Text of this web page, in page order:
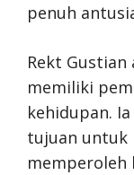
penuh
Rekt
memiliki
kehidupan.
tujuan untuk
memperoleh